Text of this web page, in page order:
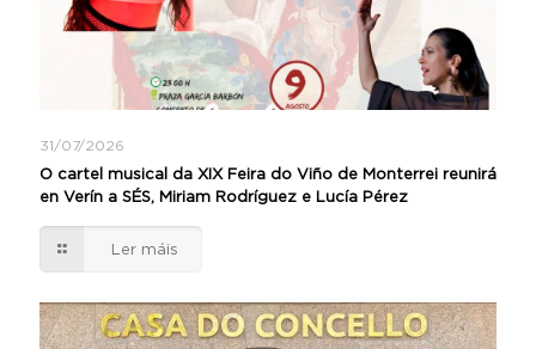
31/07/2026
O cartel musical da XIX Feira do Viño de Monterrei reunirá
en Verín a SÉS, Miriam Rodríguez e Lucía Pérez
Ler máis